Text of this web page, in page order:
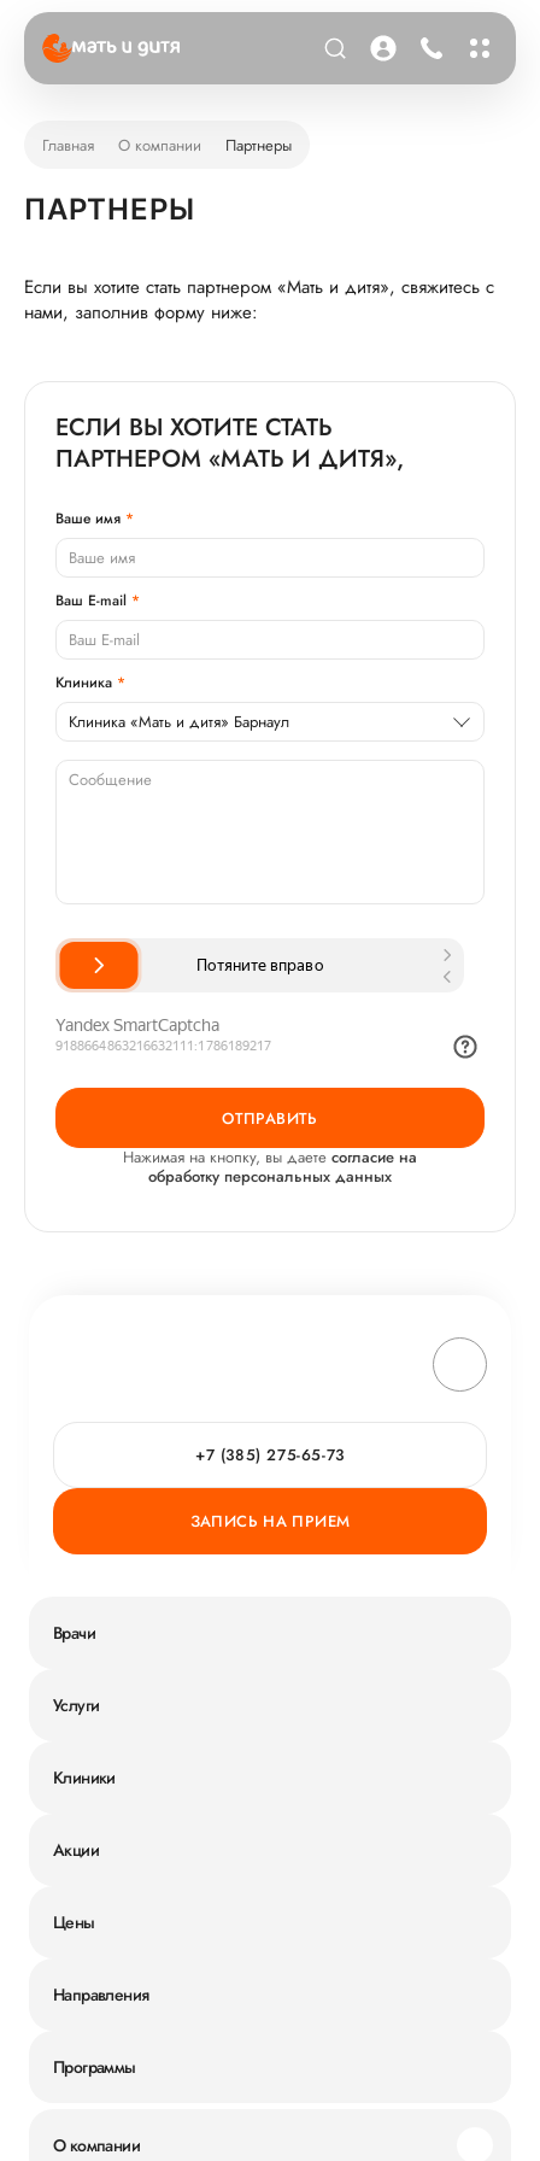
Главная О компании Партнеры
ПАРТНЕРЫ
Если вы хотите стать партнером «Мать и дитя», свяжитесь с
нами, заполнив форму ниже:
ЕСЛИ ВЫ ХОТИТЕ СТАТЬ
ПАРТНЕРОМ «МАТЬ И ДИТЯ»,
Ваше имя
Ваш E-mail
Клиника
Клиника «Мать и дитя» Барнаул
ОТПРАВИТЬ
Нажимая на кнопку, вы даете согласие на
обработку персональных данных
+7 (385) 275-65-73
ЗАПИСЬ НА ПРИЕМ
Врачи
Услуги
Клиники
Акции
Цены
Направления
Программы
О компании